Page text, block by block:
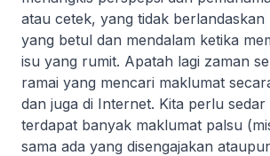
atau cetek, yang tidak berlandaskan
yang betul dan mendalam ketika
isu yang rumit. Apatah lagi zaman
ramai yang mencari maklumat
dan juga di Internet. Kita perlu
terdapat banyak maklumat palsu (
sama ada yang disengajakan